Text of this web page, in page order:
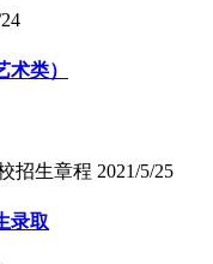
类）
招生章程 2021/5/25
录取